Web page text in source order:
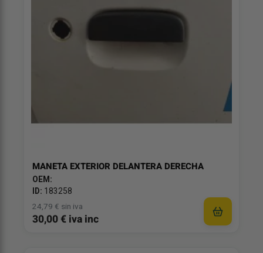
MANETA EXTERIOR DELANTERA DERECHA
OEM:
ID: 183258
24,79 € sin iva
30,00 € iva inc